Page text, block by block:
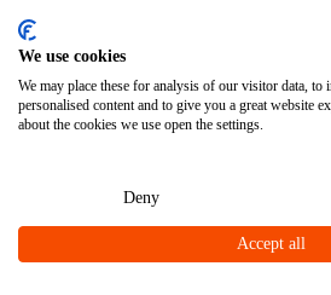
Ferrari
Ferrari Portofino
Ferrari
Fiat 500/500 C
Fiat 500E 2020-
Fiat 500L 2013-
We use cookies
We may place these for analysis of our visitor data,
personalised content and to give you a great website
about the cookies we use open the settings.
Deny
Accept all